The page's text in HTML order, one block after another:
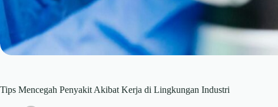
Tips Mencegah Penyakit Akibat Kerja di Lingkungan Industri